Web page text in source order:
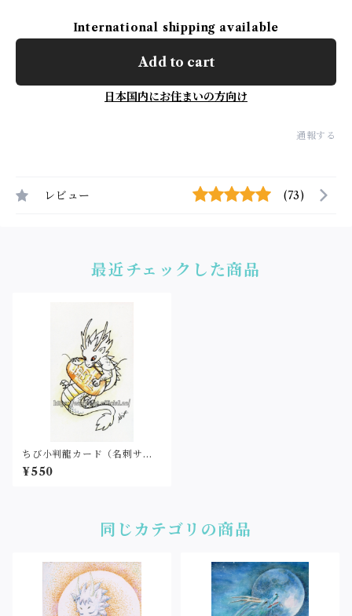
International shipping available
Add to cart
日本国内にお住まいの方向け
通報する
レビュー (73)
最近チェックした商品
ちび小判龍カード（名刺サイ
ズ・印刷）
¥550
同じカテゴリの商品